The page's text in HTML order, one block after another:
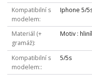
Kompatibilní s
modelem
Iphone 5/
Materiál (+
gramáž)
Motiv :
Kompatibilní s
modelem:
5/5s